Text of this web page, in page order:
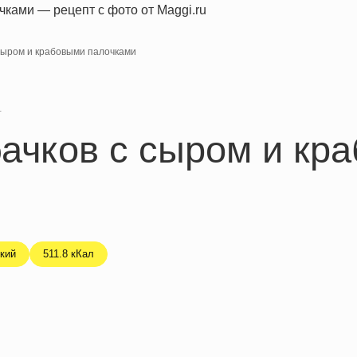
и крабовыми палочками
с сыром и
511.8 кКал